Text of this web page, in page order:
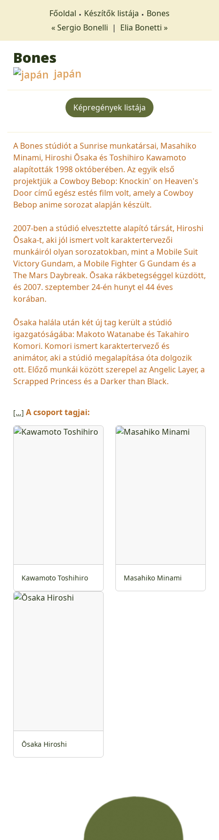
Főoldal Készítők listája
Bones
« Sergio Bonelli | Elia Bonetti »
Bones
japán
Képregények listája
A Bones stúdiót a Sunrise munkatársai, Masahiko
Minami, Hiroshi Ōsaka és Toshihiro Kawamoto
alapították 1998 októberében. Az egyik első
projektjük a Cowboy Bebop: Knockin' on Heaven's
Door című egész estés film volt, amely a Cowboy
Bebop anime sorozat alapján készült.
2007-ben a stúdió elvesztette alapító társát, Hiroshi
Ōsaka-t, aki jól ismert volt karaktertervezői
munkáiról olyan sorozatokban, mint a Mobile Suit
Victory Gundam, a Mobile Fighter G Gundam és a
The Mars Daybreak. Ōsaka rákbetegséggel küzdött,
és 2007. szeptember 24-én hunyt el 44 éves
korában.
Ōsaka halála után két új tag került a stúdió
igazgatóságába: Makoto Watanabe és Takahiro
Komori. Komori ismert karaktertervező és
animátor, aki a stúdió megalapítása óta dolgozik
ott. Előző munkái között szerepel az Angelic Layer, a
Scrapped Princess és a Darker than Black.
alapított, amelyet Bones Film néven ismernek, és
teljes mértékben a stúdió tulajdonában van.
[...] A csoport tagjai:
Kawamoto Toshihiro Masahiko Minami
Ōsaka Hiroshi